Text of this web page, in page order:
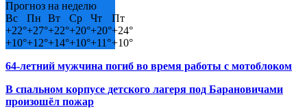
Прогноз на неделю
Вс
Пн Вт Ср Чт
Пт
+22°+27°+22°+20°+20°+24°
+10°+12°+14°+10°+11°+10°
64-летний мужчина погиб во время работы с мотоблоком
В спальном корпусе детского лагеря под Барановичами
произошёл пожар